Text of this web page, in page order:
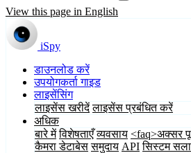
View this page in English
iSpy
डाउनलोड करें
उपयोगकर्ता गाइड
लाइसेंसिंग
लाइसेंस खरीदें लाइसेंस प्रबंधित करें
अधिक
बारे में विशेषताएँ व्यवसाय <faq>अक्सर
कैमरा डेटाबेस समुदाय API सिस्टम